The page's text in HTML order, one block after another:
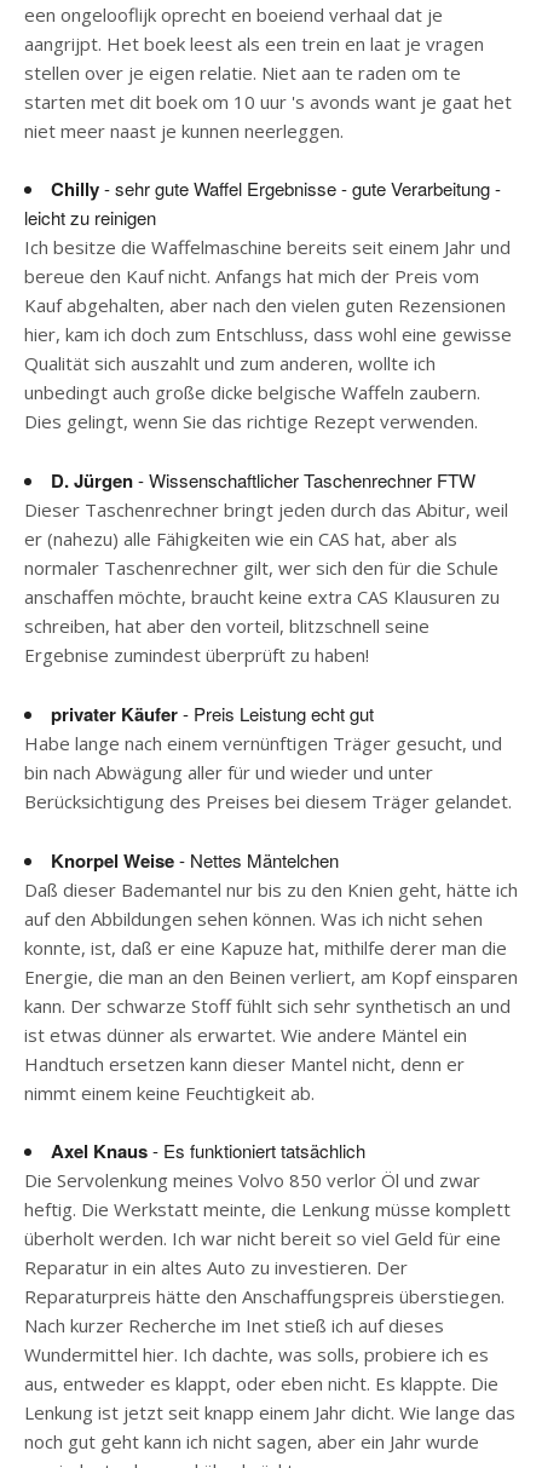
een ongelooflijk oprecht en boeiend verhaal dat je
aangrijpt. Het boek leest als een trein en laat je vragen
stellen over je eigen relatie. Niet aan te raden om te
starten met dit boek om 10 uur 's avonds want je gaat het
niet meer naast je kunnen neerleggen.
Chilly- sehr gute Waffel Ergebnisse - gute Verarbeitung -
leicht zu reinigen
Ich besitze die Waffelmaschine bereits seit einem Jahr und
bereue den Kauf nicht. Anfangs hat mich der Preis vom
Kauf abgehalten, aber nach den vielen guten Rezensionen
hier, kam ich doch zum Entschluss, dass wohl eine gewisse
Qualität sich auszahlt und zum anderen, wollte ich
unbedingt auch große dicke belgische Waffeln zaubern.
Dies gelingt, wenn Sie das richtige Rezept verwenden.
D. Jürgen- Wissenschaftlicher Taschenrechner FTW
Dieser Taschenrechner bringt jeden durch das Abitur, weil
er (nahezu) alle Fähigkeiten wie ein CAS hat, aber als
normaler Taschenrechner gilt, wer sich den für die Schule
anschaffen möchte, braucht keine extra CAS Klausuren zu
schreiben, hat aber den vorteil, blitzschnell seine
Ergebnise zumindest überprüft zu haben!
privater Käufer- Preis Leistung echt gut
Habe lange nach einem vernünftigen Träger gesucht, und
bin nach Abwägung aller für und wieder und unter
Berücksichtigung des Preises bei diesem Träger gelandet.
Knorpel Weise- Nettes Mäntelchen
Daß dieser Bademantel nur bis zu den Knien geht, hätte ich
auf den Abbildungen sehen können. Was ich nicht sehen
konnte, ist, daß er eine Kapuze hat, mithilfe derer man die
Energie, die man an den Beinen verliert, am Kopf einsparen
kann. Der schwarze Stoff fühlt sich sehr synthetisch an und
ist etwas dünner als erwartet. Wie andere Mäntel ein
Handtuch ersetzen kann dieser Mantel nicht, denn er
nimmt einem keine Feuchtigkeit ab.
Axel Knaus- Es funktioniert tatsächlich
Die Servolenkung meines Volvo 850 verlor Öl und zwar
heftig. Die Werkstatt meinte, die Lenkung müsse komplett
überholt werden. Ich war nicht bereit so viel Geld für eine
Reparatur in ein altes Auto zu investieren. Der
Reparaturpreis hätte den Anschaffungspreis überstiegen.
Nach kurzer Recherche im Inet stieß ich auf dieses
Wundermittel hier. Ich dachte, was solls, probiere ich es
aus, entweder es klappt, oder eben nicht. Es klappte. Die
Lenkung ist jetzt seit knapp einem Jahr dicht. Wie lange das
noch gut geht kann ich nicht sagen, aber ein Jahr wurde